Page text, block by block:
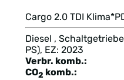
Cargo 2.0 TDI
Diesel ,
PS), EZ: 2023
Verbr. komb.:
CO2 komb.: